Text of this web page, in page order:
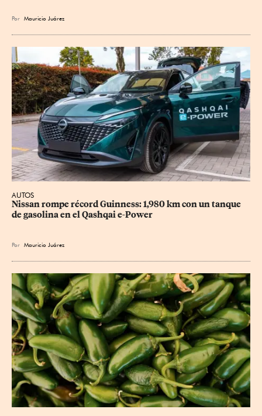
Por Mauricio Juárez
AUTOS
Nissan rompe récord Guinness: 1,980 km con un tanque
de gasolina en el Qashqai e-Power
Por Mauricio Juárez